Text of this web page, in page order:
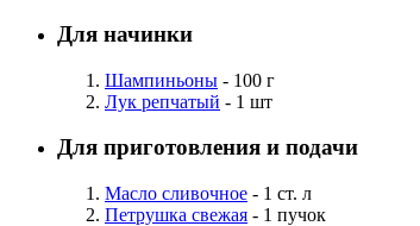
Для начинки
Шампиньоны - 100 г
Лук репчатый - 1 шт
Для приготовления и подачи
Масло сливочное - 1 ст. л
Петрушка свежая - 1 пучок